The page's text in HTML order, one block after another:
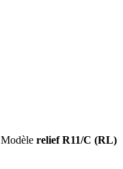
Modèle relief R11/C (RL)